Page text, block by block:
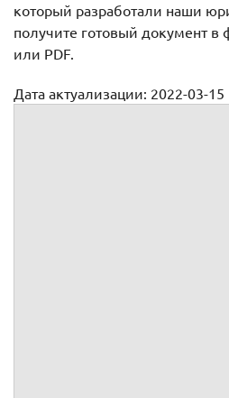
который разработали наши
получите готовый документ в
или PDF.
Дата актуализации: 2022-03-15